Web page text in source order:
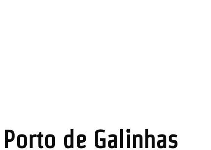
de Galinhas